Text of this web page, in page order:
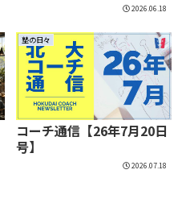
2026.06.18
塾の日々
コーチ通信【26年7月20日
号】
2026.07.18